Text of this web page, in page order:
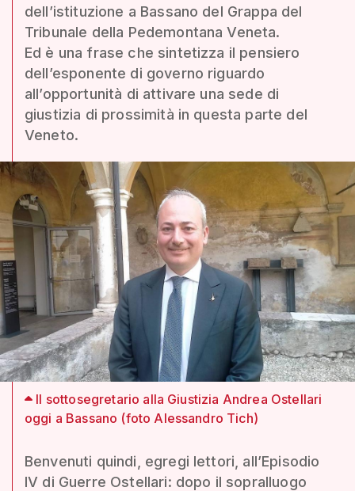
dell’istituzione a Bassano del Grappa del
Tribunale della Pedemontana Veneta.
Ed è una frase che sintetizza il pensiero
dell’esponente di governo riguardo
all’opportunità di attivare una sede di
giustizia di prossimità in questa parte del
Veneto.
Il sottosegretario alla Giustizia Andrea Ostellari
oggi a Bassano (foto Alessandro Tich)
Benvenuti quindi, egregi lettori, all’Episodio
IV di Guerre Ostellari: dopo il sopralluogo